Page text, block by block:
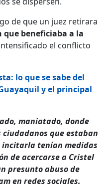
de que un juez retirara
que beneficiaba a la
el conflicto
lo que se sabe del
y el principal
maniatado, donde
que estaban
tenían medidas
de acercarse a Cristel
presunto abuso de
en redes sociales.